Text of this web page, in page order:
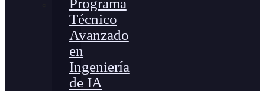
Programa
Técnico
Avanzado
en
Ingeniería
de IA